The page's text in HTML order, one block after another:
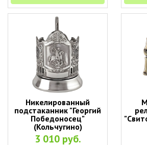
Никелированный
подстаканник "Георгий
Победоносец"
(Кольчугино)
3 010 руб.